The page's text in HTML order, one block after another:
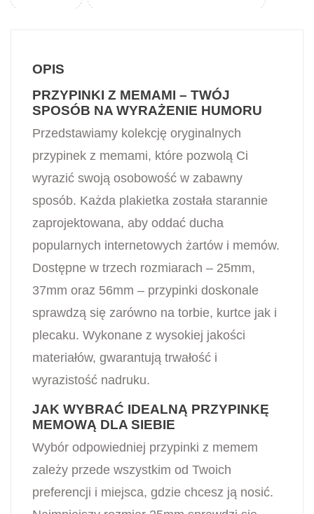
OPIS
PRZYPINKI Z MEMAMI – TWÓJ
SPOSÓB NA WYRAŻENIE HUMORU
Przedstawiamy kolekcję oryginalnych
przypinek z memami, które pozwolą Ci
wyrazić swoją osobowość w zabawny
sposób. Każda plakietka została starannie
zaprojektowana, aby oddać ducha
popularnych internetowych żartów i memów.
Dostępne w trzech rozmiarach – 25mm,
37mm oraz 56mm – przypinki doskonale
sprawdzą się zarówno na torbie, kurtce jak i
plecaku. Wykonane z wysokiej jakości
materiałów, gwarantują trwałość i
wyrazistość nadruku.
JAK WYBRAĆ IDEALNĄ PRZYPINKĘ
MEMOWĄ DLA SIEBIE
Wybór odpowiedniej przypinki z memem
zależy przede wszystkim od Twoich
preferencji i miejsca, gdzie chcesz ją nosić.